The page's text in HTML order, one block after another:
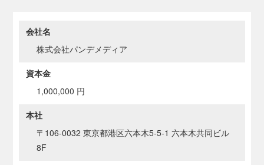
会社名
株式会社パンデメディア
資本金
1,000,000 円
本社
〒106-0032 東京都港区六本木5-5-1 六本木共同ビル
8F